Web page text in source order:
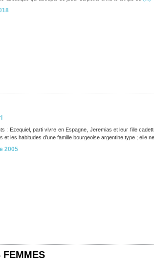
: Ezequiel, parti vivre en Espagne, Jeremias et leur fille
les habitudes d’une famille bourgeoise argentine type ; elle ne
2005
FEMMES